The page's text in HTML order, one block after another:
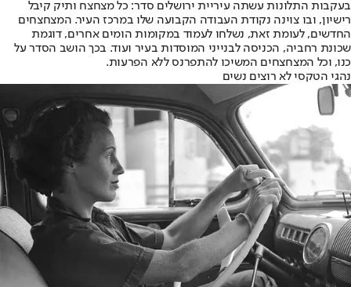
בעקבות התלונות עשתה עיריית ירושלים סדר: כל מצחצח ותיק קיבל
רישיון, ובו צוינה נקודת העבודה הקבועה שלו במרכז העיר. המצחצחים
החדשים, לעומת זאת, נשלחו לעמוד במקומות הומים אחרים, דוגמת
שכונת רחביה, הכניסה לבנייני המוסדות בעיר ועוד. בכך הושב הסדר על
כנו, וכל המצחצחים המשיכו להתפרנס ללא הפרעות.
נהגי הטקסי לא רוצים נשים